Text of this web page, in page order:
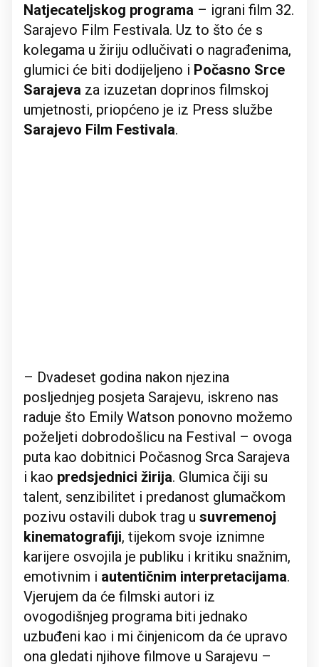
Natjecateljskog programa – igrani film 32.
Sarajevo Film Festivala. Uz to što će s
kolegama u žiriju odlučivati o nagrađenima,
glumici će biti dodijeljeno i Počasno Srce
Sarajeva za izuzetan doprinos filmskoj
umjetnosti, priopćeno je iz Press službe
Sarajevo Film Festivala.
– Dvadeset godina nakon njezina
posljednjeg posjeta Sarajevu, iskreno nas
raduje što Emily Watson ponovno možemo
poželjeti dobrodošlicu na Festival – ovoga
puta kao dobitnici Počasnog Srca Sarajeva
i kao predsjednici žirija. Glumica čiji su
talent, senzibilitet i predanost glumačkom
pozivu ostavili dubok trag u suvremenoj
kinematografiji, tijekom svoje iznimne
karijere osvojila je publiku i kritiku snažnim,
emotivnim i autentičnim interpretacijama.
Vjerujem da će filmski autori iz
ovogodišnjeg programa biti jednako
uzbuđeni kao i mi činjenicom da će upravo
ona gledati njihove filmove u Sarajevu –